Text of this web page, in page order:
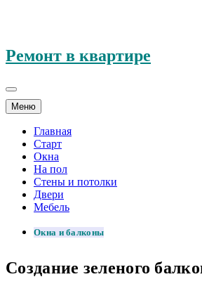
Ремонт в квартире
Меню
Главная
Старт
Окна
На пол
Стены и потолки
Двери
Мебель
Окна и балконы
Создание зеленого